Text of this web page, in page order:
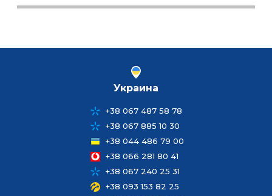
Украина
+38 067 487 58 78
+38 067 885 10 30
+38 044 486 79 00
+38 066 281 80 41
+38 067 240 25 31
+38 093 153 82 25